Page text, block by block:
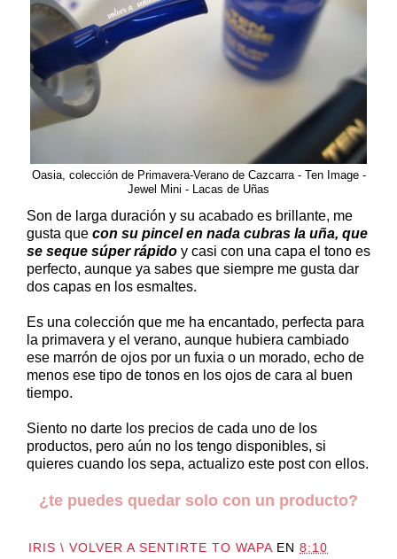
Oasia, colección de Primavera-Verano de Cazcarra - Ten Image -
Jewel Mini - Lacas de Uñas
Son de larga duración y su acabado es brillante, me
gusta que con su pincel en nada cubras la uña, que
se seque súper rápido y casi con una capa el tono es
perfecto, aunque ya sabes que siempre me gusta dar
dos capas en los esmaltes.
Es una colección que me ha encantado, perfecta para
la primavera y el verano, aunque hubiera cambiado
ese marrón de ojos por un fuxia o un morado, echo de
menos ese tipo de tonos en los ojos de cara al buen
tiempo.
Siento no darte los precios de cada uno de los
productos, pero aún no los tengo disponibles, si
quieres cuando los sepa, actualizo este post con ellos.
¿te puedes quedar solo con un producto?
IRIS \ VOLVER A SENTIRTE TO WAPA EN 8:10